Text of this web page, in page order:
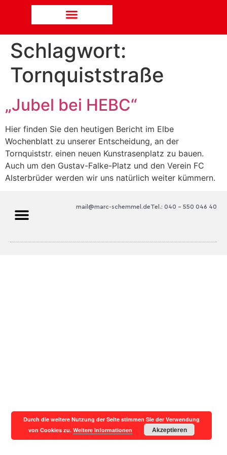
Schlagwort:
Tornquiststraße
„Jubel bei HEBC“
Hier finden Sie den heutigen Bericht im Elbe
Wochenblatt zu unserer Entscheidung, an der
Tornquiststr. einen neuen Kunstrasenplatz zu bauen.
Auch um den Gustav-Falke-Platz und den Verein FC
Alsterbrüder werden wir uns natürlich weiter kümmern.
Tel.: 040 – 550 046 40
mail@marc-schemmel.de
Durch die weitere Nutzung der Seite stimmen Sie der Verwendung
von Cookies zu.Weitere Informationen Akzeptieren